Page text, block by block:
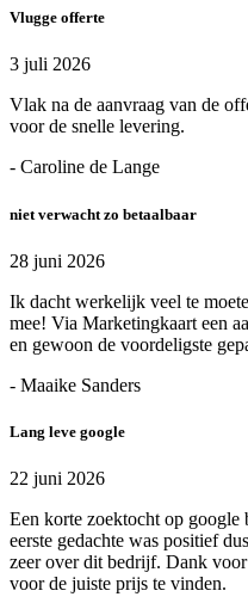
Vlugge offerte
3 juli 2026
Vlak na de aanvraag van de
voor de snelle levering.
- Caroline de Lange
niet verwacht zo betaalbaar
28 juni 2026
Ik dacht werkelijk veel te
mee! Via Marketingkaart een
en gewoon de voordeligste
- Maaike Sanders
Lang leve google
22 juni 2026
Een korte zoektocht op
eerste gedachte was positief
zeer over dit bedrijf. Dank
voor de juiste prijs te vinden.